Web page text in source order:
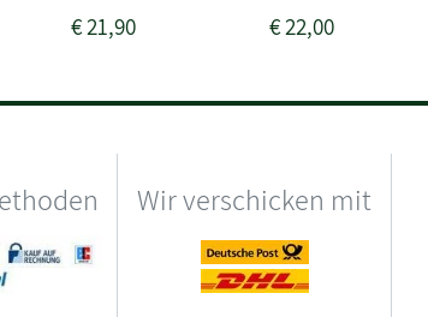
€21,90 €22,00
Wir verschicken mit